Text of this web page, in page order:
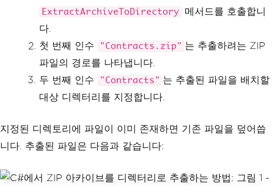
ExtractArchiveToDirectory
메서드를 호출합니
다.
첫 번째 인수
"Contracts.zip" 는 추출하려는 ZIP
파일의 경로를 나타냅니다.
두 번째 인수
"Contracts" 는 추출된 파일을 배치할
대상 디렉터리를 지정합니다.
지정된 디렉토리에 파일이 이미 존재하면 기존 파일을 덮어씁
니다. 추출된 파일은 다음과 같습니다: